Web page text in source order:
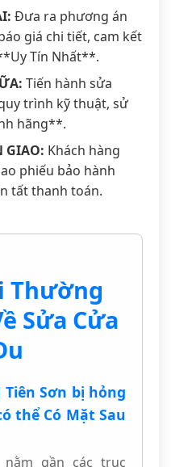
Đưa ra phương án
giá chi tiết, cam kết
Tín Nhất**.
Tiến hành sửa
trình kỹ thuật, sử
hãng**.
GIAO: Khách hàng
phiếu bảo hành
tất thanh toán.
Thường
Sửa Cửa
Tiên Sơn bị hỏng
thể Có Mặt Sau
nằm gần các trục